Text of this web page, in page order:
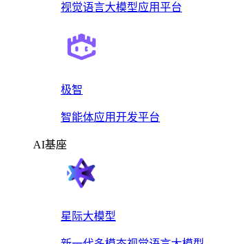
视觉语言大模型应用平台
极智
智能体应用开发平台
AI基座
星际大模型